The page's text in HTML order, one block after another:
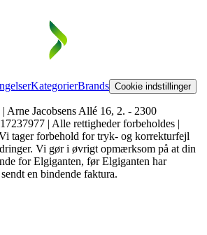
KategorierBrands Cookie indstillinger
Arne Jacobsens Allé 16, 2. - 2300
| Alle rettigheder forbeholdes |
tager forbehold for tryk- og korrekturfejl
Vi gør i øvrigt opmærksom på at din
for Elgiganten, før Elgiganten har
en bindende faktura.